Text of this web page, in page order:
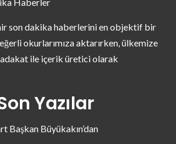
son dakika haberlerini en objektif bir
okurlarımıza aktarırken, ülkemize
ile içerik üretici olarak
Yazılar
Başkan Büyükakın’dan